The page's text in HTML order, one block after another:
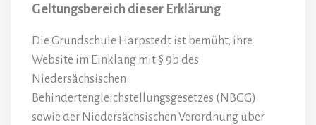
Geltungsbereich dieser Erklärung
Die Grundschule Harpstedt ist bemüht, ihre
Website im Einklang mit § 9b des
Niedersächsischen
Behindertengleichstellungsgesetzes (NBGG)
sowie der Niedersächsischen Verordnung über